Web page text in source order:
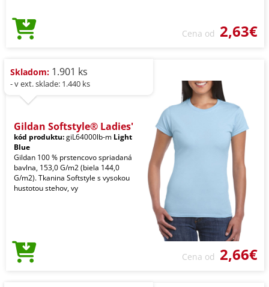
Cena od 2,63€
Skladom: 1.901 ks
- v ext. sklade: 1.440 ks
Gildan Softstyle® Ladies'
kód produktu:giL64000lb-m Light
Blue
Gildan 100 % prstencovo spriadaná
bavlna, 153,0 G/m2 (biela 144,0
G/m2). Tkanina Softstyle s vysokou
hustotou stehov, vy
Cena od 2,66€